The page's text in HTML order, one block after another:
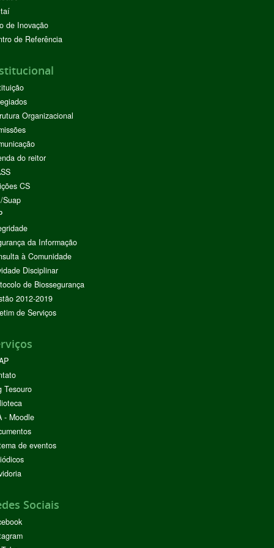
de Inovação
de Referência
Organizacional
do reitor
CS
Suap
da Informação
à Comunidade
Disciplinar
de Biossegurança
2012-2019
de Serviços
Tesouro
- Moodle
de eventos
Sociais